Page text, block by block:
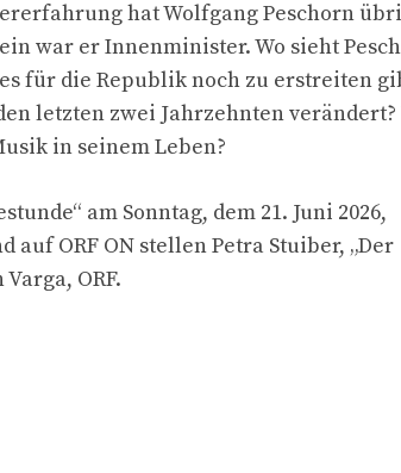
hat Wolfgang Peschorn
war er Innenminister. Wo sieht
für die Republik noch zu erstreiten
letzten zwei Jahrzehnten verändert?
in seinem Leben?
am Sonntag, dem 21. Juni 2026,
auf ORF ON stellen Petra Stuiber, „Der
ORF.